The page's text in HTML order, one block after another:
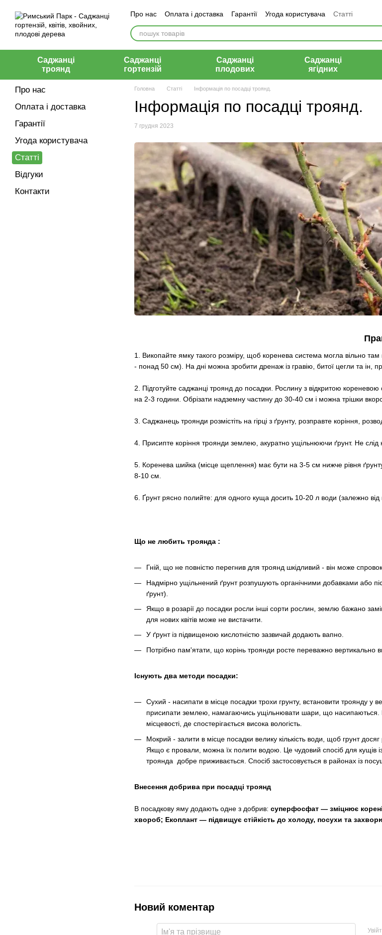
Про нас Оплата і доставка Гарантії Угода користувача
Статті
Відгуки
Контакти
Саджанці
троянд
Саджанці
гортензій
Саджанці
плодових
Саджанці
ягідних
Головна Статті Інформація по посадці троянд.
Інформація по посадці троянд.
7 грудня 2023
1. Викопайте ямку такого розміру, щоб коренева система могла вільно
- понад 50 см). На дні можна зробити дренаж із гравію, битої цегли та ін,
2. Підготуйте саджанці троянд до посадки. Рослину з відкритою
на 2-3 години. Обрізати надземну частину до 30-40 см і можна трішки
3. Саджанець троянди розмістіть на гірці з ґрунту, розправте коріння,
4. Присипте коріння троянди землею, акуратно ущільнюючи ґрунт. Не
5. Коренева шийка (місце щеплення) має бути на 3-5 см нижче рівня
8-10 см.
6. Ґрунт рясно полийте: для одного куща досить 10-20 л води (залежно від
Що не любить троянда :
Гній, що не повністю перегнив для троянд шкідливий - він може
Надмірно ущільнений ґрунт розпушують органічними добавками або
ґрунт).
Якщо в розарії до посадки росли інші сорти рослин, землю бажано
для нових квітів може не вистачити.
У ґрунт із підвищеною кислотністю зазвичай додають вапно.
Потрібно пам'ятати, що корінь троянди росте переважно вертикально
Існують два методи посадки:
Сухий - насипати в місце посадки трохи грунту, встановити троянду у
присипати землею, намагаючись ущільнювати шари, що насипаються.
місцевості, де спостерігається висока вологість.
Мокрий - залити в місце посадки велику кількість води, щоб грунт
Якщо є провали, можна їх полити водою. Це чудовий спосіб для кущів
троянда добре приживається. Спосіб застосовується в районах із
Внесення добрива при посадці троянд
В посадкову яму додають одне з добрив: суперфосфат — зміцнює корені
хвороб; Екоплант — підвищує стійкість до холоду, посухи та
Новий коментар
Про нас
Оплата і доставка
Гарантії
Угода користувача
Статті
Відгуки
Контакти